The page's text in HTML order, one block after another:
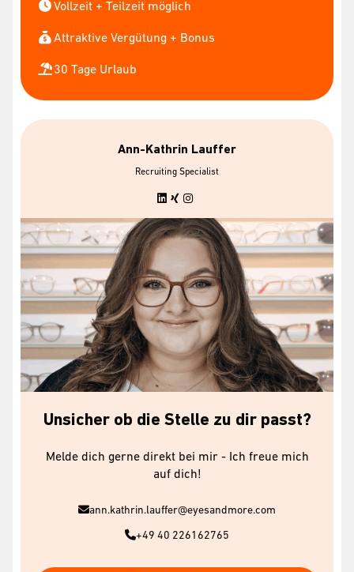
Vollzeit + Teilzeit möglich
Attraktive Vergütung + Bonus
30 Tage Urlaub
Ann-Kathrin Lauffer
Recruiting Specialist
Unsicher ob die Stelle zu dir passt?
Melde dich gerne direkt bei mir - Ich freue mich
auf dich!
ann.kathrin.lauffer@eyesandmore.com
+49 40 226162765